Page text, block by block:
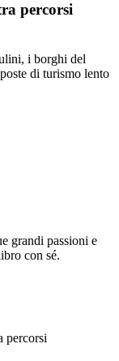
percorsi
i borghi del
di turismo lento
grandi passioni e
con sé.